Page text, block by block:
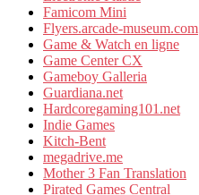
Famicom Mini
Flyers.arcade-museum.com
Game & Watch en ligne
Game Center CX
Gameboy Galleria
Guardiana.net
Hardcoregaming101.net
Indie Games
Kitch-Bent
megadrive.me
Mother 3 Fan Translation
Pirated Games Central